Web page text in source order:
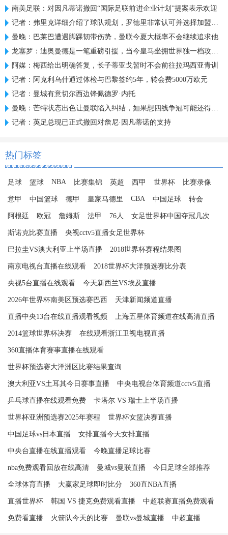
南美足联：对因凡蒂诺撤回“国际足联前进企业计划”提案表示欢迎
记者：弗里克详细介绍了球队规划，罗德里非常认可并选择加盟巴萨
曼晚：巴莱巴遭遇脚踝韧带伤势，曼联今夏大概率不会继续追求他
龙塞罗：迪奥曼德是一笔重磅引援，当今皇马坐拥世界独一档攻击线
阿媒：梅西给出明确答复，长子蒂亚戈暂时不会前往拉玛西亚青训
记者：阿克利乌什通过体检与巴黎签约5年，转会费5000万欧元
记者：曼城有意切尔西边锋佩德罗·内托
曼晚：芒特状态出色让曼联陷入纠结，如果想四线争冠可能还得买人
记者：英足总现已正式撤回对詹尼·因凡蒂诺的支持
热门标签
足球 篮球 NBA 比赛集锦 英超 西甲 世界杯 比赛录像
意甲 中国篮球 德甲 皇家马德里 CBA 中国足球 转会
阿根廷 欧冠 詹姆斯 法甲 76人 女足世界杯中国夺冠几次
斯诺克比赛直播 央视cctv5直播女足世界杯
巴拉圭VS澳大利亚上半场直播 2018世界杯赛程结果图
南京电视台直播在线观看 2018世界杯大洋预选赛比分表
央视5台直播在线观看 今天新西兰VS埃及直播
2026年世界杯南美区预选赛巴西 天津新闻频道直播
直播中央13台在线直播观看视频 上海五星体育频道在线高清直播
2014篮球世界杯决赛 在线观看浙江卫视电视直播
360直播体育赛事直播在线观看
世界杯预选赛大洋洲区比赛结果查询
澳大利亚VS土耳其今日赛事直播 中央电视台体育频道cctv5直播
乒乓球直播在线观看免费 卡塔尔 VS 瑞士上半场直播
世界杯亚洲预选赛2025年赛程 世界杯女篮决赛直播
中国足球vs日本直播 女排直播今天女排直播
中央台直播在线直播观看 今晚直播足球比赛
nba免费观看回放在线高清 曼城vs曼联直播 今日足球全部推荐
全球体育直播 大赢家足球即时比分 360直NBA直播
直播世界杯 韩国 VS 捷克免费观看直播 中超联赛直播免费观看
免费看直播 火箭队今天的比赛 曼联vs曼城直播 中超直播